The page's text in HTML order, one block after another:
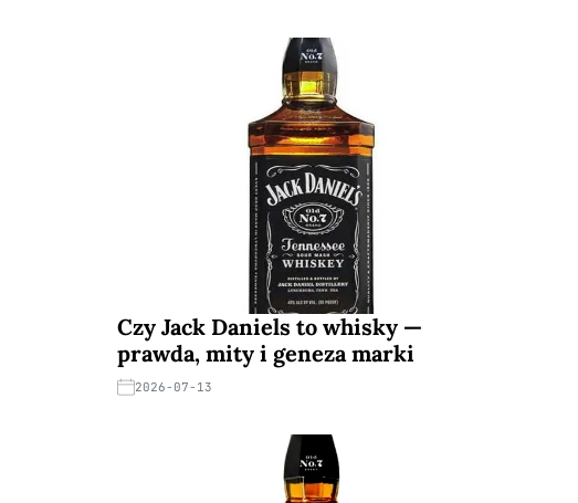
Czy Jack Daniels to whisky —
prawda, mity i geneza marki
2026-07-13